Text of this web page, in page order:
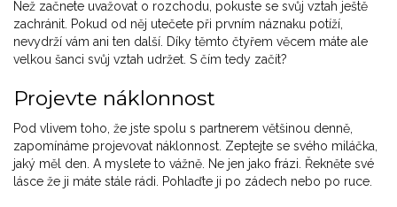
Než začnete uvažovat o rozchodu, pokuste se svůj vztah ještě
zachránit. Pokud od něj utečete při prvním náznaku potíží,
nevydrží vám ani ten další. Díky těmto čtyřem věcem máte ale
velkou šanci svůj vztah udržet. S čím tedy začít?
Projevte náklonnost
Pod vlivem toho, že jste spolu s partnerem většinou denně,
zapomínáme projevovat náklonnost. Zeptejte se svého miláčka,
jaký měl den. A myslete to vážně. Ne jen jako frázi. Řekněte své
lásce že ji máte stále rádi. Pohlaďte ji po zádech nebo po ruce.